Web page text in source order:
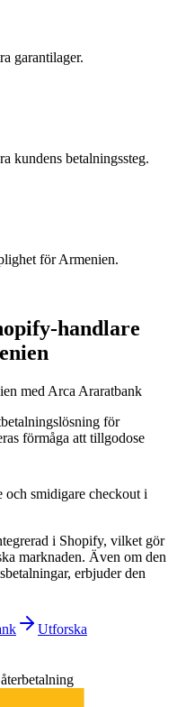
garantilager.
kundens betalningssteg.
för Armenien.
handlare
med Arca Araratbank
för
förmåga att tillgodose
smidigare checkout i
i Shopify, vilket gör
marknaden. Även om den
erbjuder den
Utforska